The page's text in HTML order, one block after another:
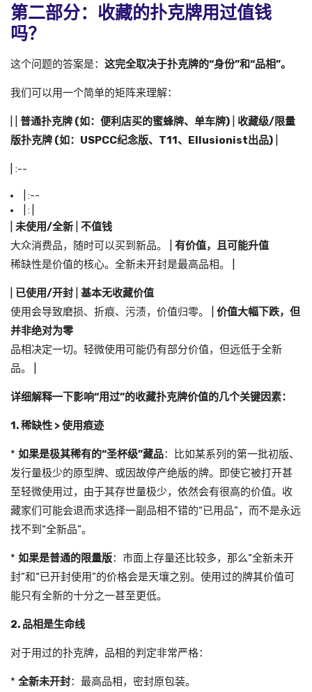
第二部分：收藏的扑克牌用过值钱
吗？
这个问题的答案是： 这完全取决于扑克牌的“身份”和“品相”。
我们可以用一个简单的矩阵来理解：
普通扑克牌 (如：便利店买的蜜蜂牌、单车牌)
收藏级/限量
版扑克牌 (如：USPCC纪念版、T11、Ellusionist出品)
| :--
| :--
| : |
未使用/全新
不值钱
大众消费品，随时可以买到新品。 | 有价值，且可能升值
稀缺性是价值的核心。全新未开封是最高品相。 |
已使用/开封
基本无收藏价值
使用会导致磨损、折痕、污渍，价值归零。 | 价值大幅下跌，但
并非绝对为零
品相决定一切。轻微使用可能仍有部分价值，但远低于全新
品。 |
详细解释一下影响“用过”的收藏扑克牌价值的几个关键因素：
1. 稀缺性 > 使用痕迹
* 如果是极其稀有的“圣杯级”藏品：比如某系列的第一批初版、
发行量极少的原型牌、或因故停产绝版的牌。即使它被打开甚
至轻微使用过，由于其存世量极少，依然会有很高的价值。收
藏家们可能会退而求选择一副品相不错的“已用品”，而不是永远
找不到“全新品”。
* 如果是普通的限量版：市面上存量还比较多，那么“全新未开
封”和“已开封使用”的价格会是天壤之别。使用过的牌其价值可
能只有全新的十分之一甚至更低。
2. 品相是生命线
对于用过的扑克牌，品相的判定非常严格：
* 全新未开封：最高品相，密封原包装。